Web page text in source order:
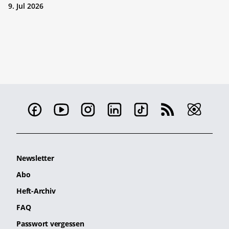
9. Jul 2026
Newsletter
Abo
Heft-Archiv
FAQ
Passwort vergessen